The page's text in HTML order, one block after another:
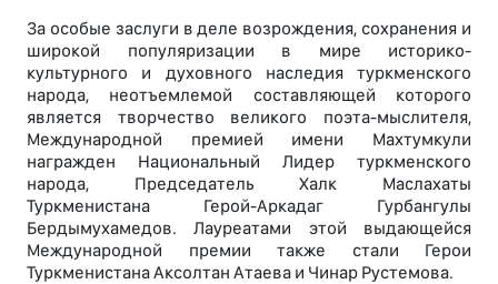
За особые заслуги в деле возрождения, сохранения и
широкой популяризации в мире историко-
культурного и духовного наследия туркменского
народа, неотъемлемой составляющей которого
является творчество великого поэта-мыслителя,
Международной премией имени Махтумкули
награжден Национальный Лидер туркменского
народа, Председатель Халк Маслахаты
Туркменистана Герой-Аркадаг Гурбангулы
Бердымухамедов. Лауреатами этой выдающейся
Международной премии также стали Герои
Туркменистана Аксолтан Атаева и Чинар Рустемова.